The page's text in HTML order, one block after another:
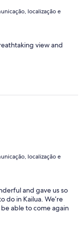
localização e
view and
localização e
and gave us so
do in Kailua. We’re
able to come again